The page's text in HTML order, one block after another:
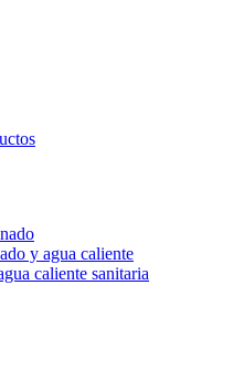
y agua caliente
caliente sanitaria